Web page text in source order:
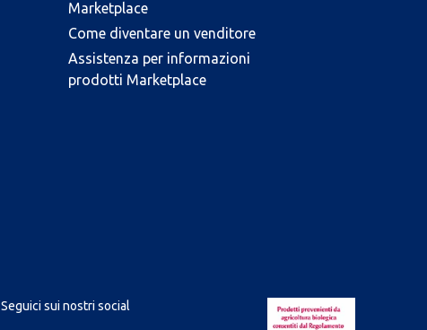
Marketplace
Come diventare un venditore
Assistenza per informazioni
prodotti Marketplace
Seguici sui nostri social